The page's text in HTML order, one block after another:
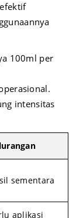
100ml per
intensitas
sementara
aplikasi